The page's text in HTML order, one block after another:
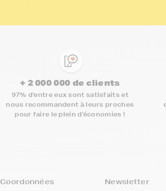
+ 2 000 000 de clients
97% d'entre eux sont satisfaits et
nous recommandent à leurs proches
pour faire le plein d'économies !
Coordonnées Newsletter